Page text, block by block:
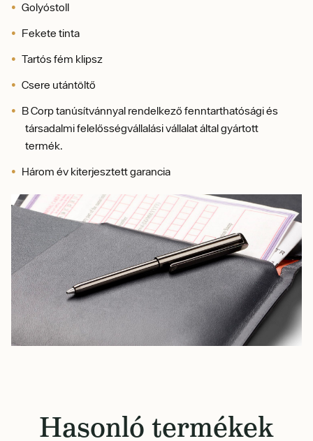
Golyóstoll
Fekete tinta
Tartós fém klipsz
Csere utántöltő
B Corp tanúsítvánnyal rendelkező fenntarthatósági és
társadalmi felelősségvállalási vállalat által gyártott
termék.
Három év kiterjesztett garancia
Hasonló termékek